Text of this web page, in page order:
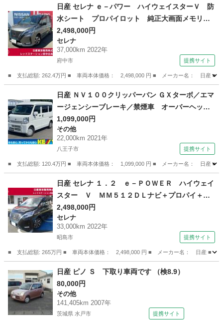
その他
日産 セレナ ｅ－パワー ハイウェイスターＶ 防
水シート プロパイロット 純正大画面メモリー
ナビ 後席モニター ナビ連動前後ドラレコ＆Ｅ
ＴＣ２．０ アラウンドビューモニター スマー
トルームミラー インテリキー 両側オートスラ
2,498,000円
セレナ
37,000km 2022年
府中市 提携サイト
■ 支払総額: 262.4万円 ■ 車両本体価格： 2,498,000 円 ■ メーカー名： 日産 ■
セレナ
日産 ＮＶ１００クリッパーバン ＧＸターボ／エマ
ージェンシーブレーキ／禁煙車 オーバーヘッド
コンソール／衝突被害軽減／車線逸脱警告／コー
ナーセンサー／オートライト／ヘッドライトレベ
ライザー／電動格納ミラー／マット＆バイザー
1,099,000円
その他
22,000km 2021年
八王子市 提携サイト
■ 支払総額: 120.4万円 ■ 車両本体価格： 1,099,000 円 ■ メーカー名： 日産 ■
その他
日産 セレナ １．２ ｅ－ＰＯＷＥＲ ハイウェイ
スター Ｖ ＭＭ５１２ＤＬナビ＋プロパイ＋ア
ラウンドビュー＋イ インテリジェントキ－ 衝
突軽減ブレーキ ワンオ－ナ－車 ＬＥＤヘッド
ライト ＥＴＣ 三列シート ドライブレコーダ
ー メモリーナビゲーション ナビＴＶ （車検整
備付）
2,498,000円
セレナ
33,000km 2022年
昭島市 提携サイト
■ 支払総額: 265万円 ■ 車両本体価格： 2,498,000 円 ■ メーカー名： 日産 ■
セレナ
日産 ピノ Ｓ 下取り車両です （検8.9）
80,000円
その他
141,405km 2007年
茨城県 水戸市 提携サイト